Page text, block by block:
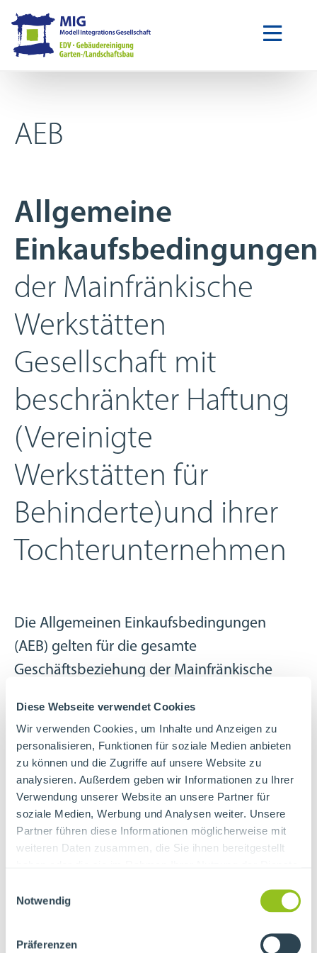
Diese Webseite verwendet Cookies
Wir verwenden Cookies, um Inhalte und Anzeigen zu
personalisieren, Funktionen für soziale Medien anbieten
zu können und die Zugriffe auf unsere Website zu
analysieren. Außerdem geben wir Informationen zu Ihrer
Verwendung unserer Website an unsere Partner für
soziale Medien, Werbung und Analysen weiter. Unsere
Partner führen diese Informationen möglicherweise mit
weiteren Daten zusammen, die Sie ihnen bereitgestellt
Notwendig
Präferenzen
AEB
Allgemeine
der Mainfränkische
Werkstätten
Gesellschaft mit
beschränkter Haftung
(Vereinigte
Werkstätten für
Behinderte)und ihrer
Tochterunternehmen
Die Allgemeinen Einkaufsbedingungen
(AEB) gelten für die gesamte
Geschäftsbeziehung der Mainfränkische
Behinderte), sowie ihrer
Tochterunternehmen (insbesondere die
Lebenshilfe Wohnstätten gGmbH
Mainfranken, die MIG gemeinnützige Modell
Integrations Gesellschaft, die InCa
InklusionCatering GmbH, Mainfranken, den
die 'SEM' Service GmbH Mainfranken, mit